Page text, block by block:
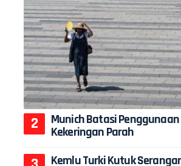
Munich Batasi
Kekeringan Parah
Kemlu Turki Kutuk